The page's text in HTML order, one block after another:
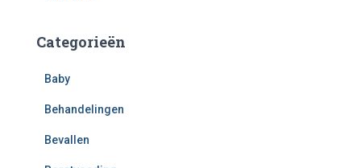
Categorieën
Baby
Behandelingen
Bevallen